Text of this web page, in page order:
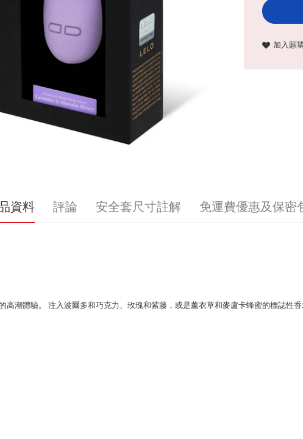
加入願
資料 評論 安全套尺寸註解 免運費優惠及保密
高潮體驗。 注入波爾多和巧克力、玫瑰和紫藤，或是薰衣草和麥盧卡蜂蜜的標誌性